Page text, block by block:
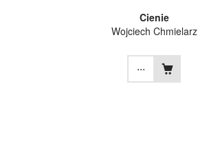
Cienie
Wojciech Chmielarz
...